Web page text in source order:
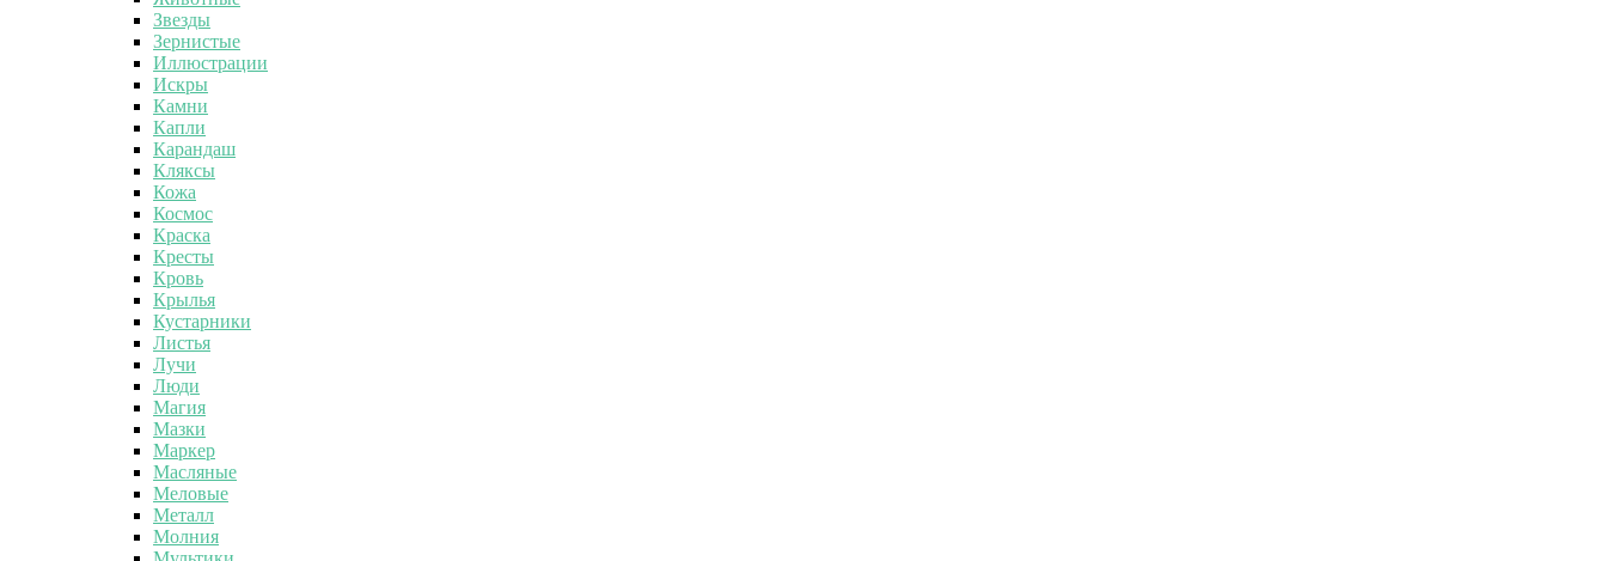
Звезды
Зернистые
Иллюстрации
Искры
Камни
Капли
Карандаш
Кляксы
Кожа
Космос
Краска
Кресты
Кровь
Крылья
Кустарники
Листья
Лучи
Люди
Магия
Мазки
Маркер
Масляные
Меловые
Металл
Молния